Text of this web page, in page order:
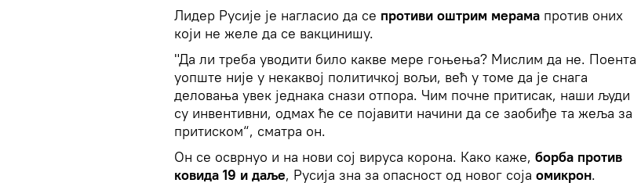
Лидер Русије је нагласио да се противи оштрим мерама против оних
који не желе да се вакцинишу.
"Да ли треба уводити било какве мере гоњења? Мислим да не. Поента
уопште није у некаквој политичкој вољи, већ у томе да је снага
деловања увек једнака снази отпора. Чим почне притисак, наши људи
су инвентивни, одмах ће се појавити начини да се заобиђе та жеља за
притиском“, сматра он.
Он се осврнуо и на нови сој вируса корона. Како каже, борба против
ковида 19 и даље, Русија зна за опасност од новог соја омикрон.